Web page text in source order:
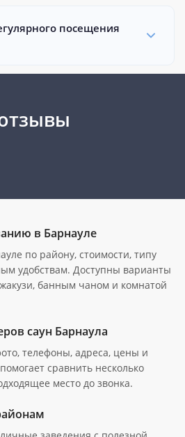
посещения
в Барнауле
по району, стоимости, типу
удобствам. Доступны варианты
банным чаном и комнатой
саун Барнаула
телефоны, адреса, цены и
сравнить несколько
место до звонка.